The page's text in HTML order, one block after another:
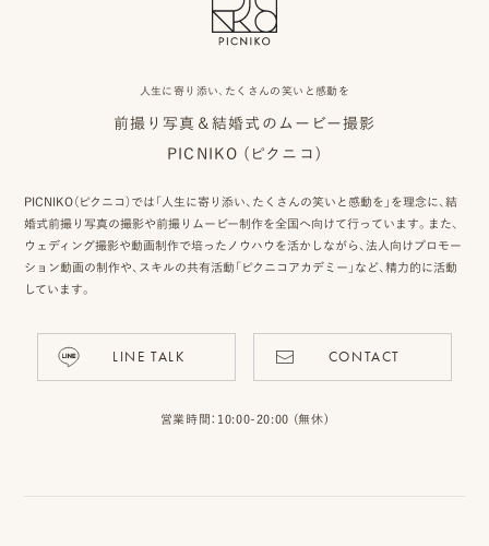
人生に寄り添い、たくさんの笑いと感動を
前撮り写真＆結婚式のムービー撮影
PICNIKO (ピクニコ)
PICNIKO（ピクニコ）では「人生に寄り添い、たくさんの笑いと感動を」を理念に、結
婚式前撮り写真の撮影や前撮りムービー制作を全国へ向けて行っています。また、
ウェディング撮影や動画制作で培ったノウハウを活かしながら、法人向けプロモー
ション動画の制作や、スキルの共有活動「ピクニコアカデミー」など、精力的に活動
しています。
LINE TALK CONTACT
営業時間：10:00-20:00 (無休)